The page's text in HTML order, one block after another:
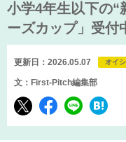
小学4年生以下の
ーズカップ」受
更新日：2026.05.07 オイ
文：First-Pitch編集部